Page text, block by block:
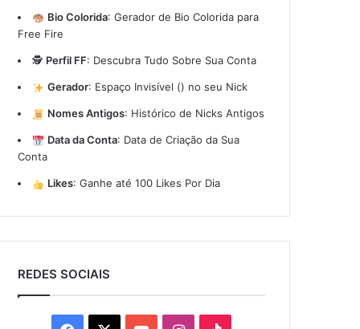
Bio Colorida: Gerador de Bio Colorida para
Free Fire
🕵️ Perfil FF: Descubra Tudo Sobre Sua Conta
Gerador: Espaço Invisível (ㅤ) no seu Nick
Nomes Antigos: Histórico de Nicks Antigos
Data da Conta: Data de Criação da Sua
Conta
Likes: Ganhe até 100 Likes Por Dia
REDES SOCIAIS